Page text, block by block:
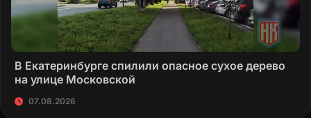
В Екатеринбурге спилили опасное сухое дерево
на улице Московской
07.08.2026